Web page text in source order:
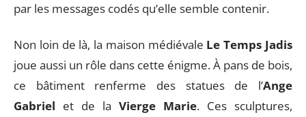
par les messages codés qu’elle semble contenir.
Non loin de là, la maison médiévale Le Temps Jadis
joue aussi un rôle dans cette énigme. À pans de bois,
ce bâtiment renferme des statues de l’Ange
Gabriel et de la Vierge Marie. Ces sculptures,